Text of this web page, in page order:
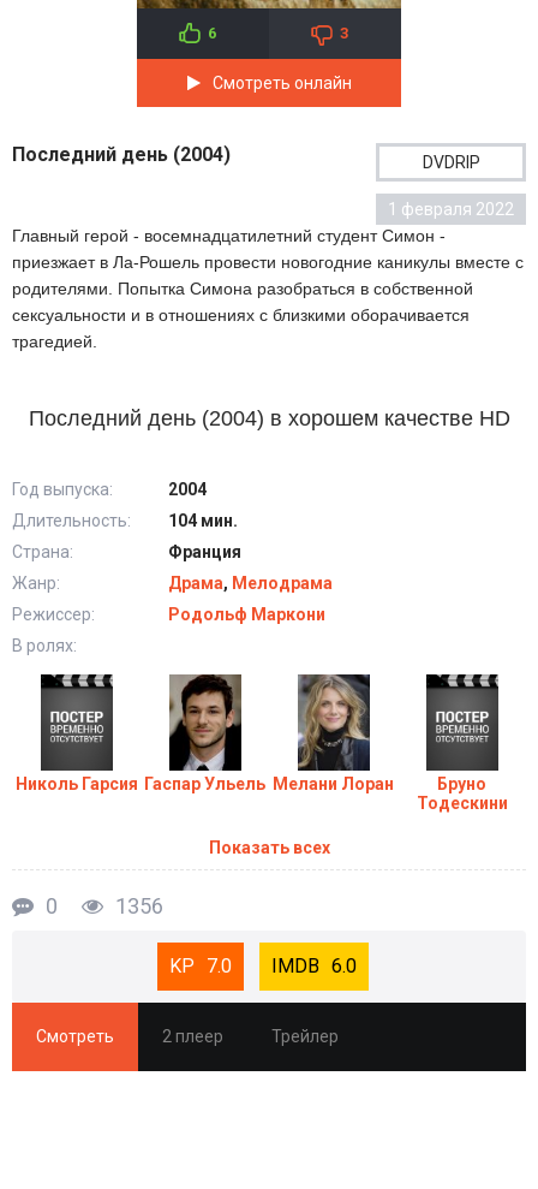
6 3
Смотреть онлайн
Последний день (2004) DVDRIP
1 февраля 2022
Главный герой - восемнадцатилетний студент Симон -
приезжает в Ла-Рошель провести новогодние каникулы вместе с
родителями. Попытка Симона разобраться в собственной
сексуальности и в отношениях с близкими оборачивается
трагедией.
Последний день (2004) в хорошем качестве HD
Год выпуска:
2004
Длительность:
104 мин.
Страна:
Франция
Жанр:
Драма, Мелодрама
Режиссер:
Родольф Маркони
В ролях:
Николь Гарсия Гаспар Ульель Мелани Лоран
Бруно
Тодескини
Показать всех
0 1356
7.0 6.0
Смотреть 2 плеер Трейлер